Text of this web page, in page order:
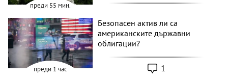
преди 55 мин.
преди 1 час
Безопасен актив ли са
американските държавни
облигации?
1